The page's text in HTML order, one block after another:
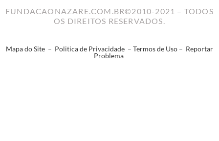
FUNDACAONAZARE.COM.BR©2010-2021 – TODOS
OS DIREITOS RESERVADOS.
Mapa do Site – Politica de Privacidade – Termos de Uso – Reportar
Problema